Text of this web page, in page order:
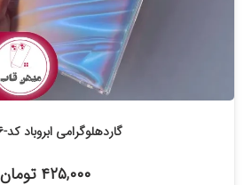
گاردهلوگرامی ابروباد کد-۱۲۲۹۷۶
۴۲۵,۰۰۰ تومان